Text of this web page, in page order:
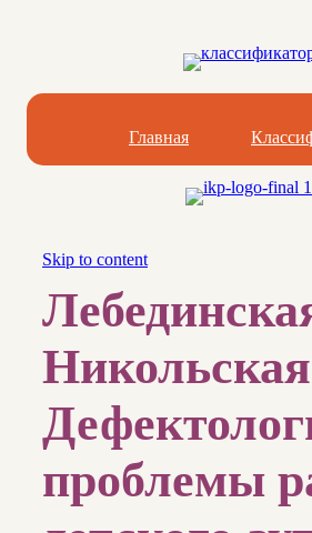
Главная
Skip to content
проблемы